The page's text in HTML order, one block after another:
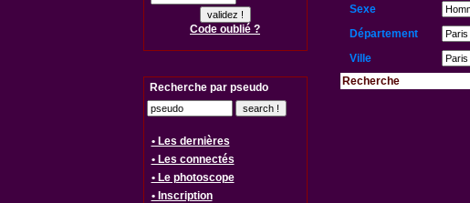
Code oublié ?
Recherche par pseudo
• Les dernières
• Les connectés
• Le photoscope
• Inscription
Sexe
Département
Ville
Recherche